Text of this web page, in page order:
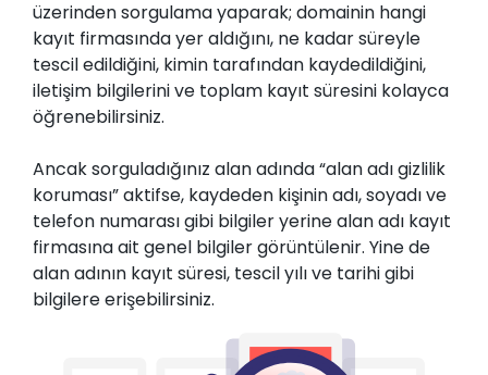
üzerinden sorgulama yaparak; domainin hangi
kayıt firmasında yer aldığını, ne kadar süreyle
tescil edildiğini, kimin tarafından kaydedildiğini,
iletişim bilgilerini ve toplam kayıt süresini kolayca
öğrenebilirsiniz.
Ancak sorguladığınız alan adında “alan adı gizlilik
koruması” aktifse, kaydeden kişinin adı, soyadı ve
telefon numarası gibi bilgiler yerine alan adı kayıt
firmasına ait genel bilgiler görüntülenir. Yine de
alan adının kayıt süresi, tescil yılı ve tarihi gibi
bilgilere erişebilirsiniz.